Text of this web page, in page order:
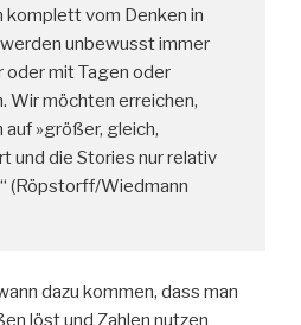
komplett vom Denken in
unbewusst immer
mit Tagen oder
Wir möchten erreichen,
auf »größer, gleich,
und die Stories nur relativ
(Röpstorff/Wiedmann
dazu kommen, dass man